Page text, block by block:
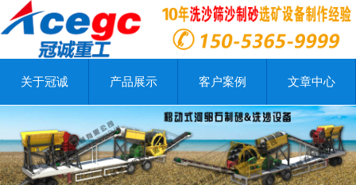
关于冠诚 产品展示 客户案例 文章中心